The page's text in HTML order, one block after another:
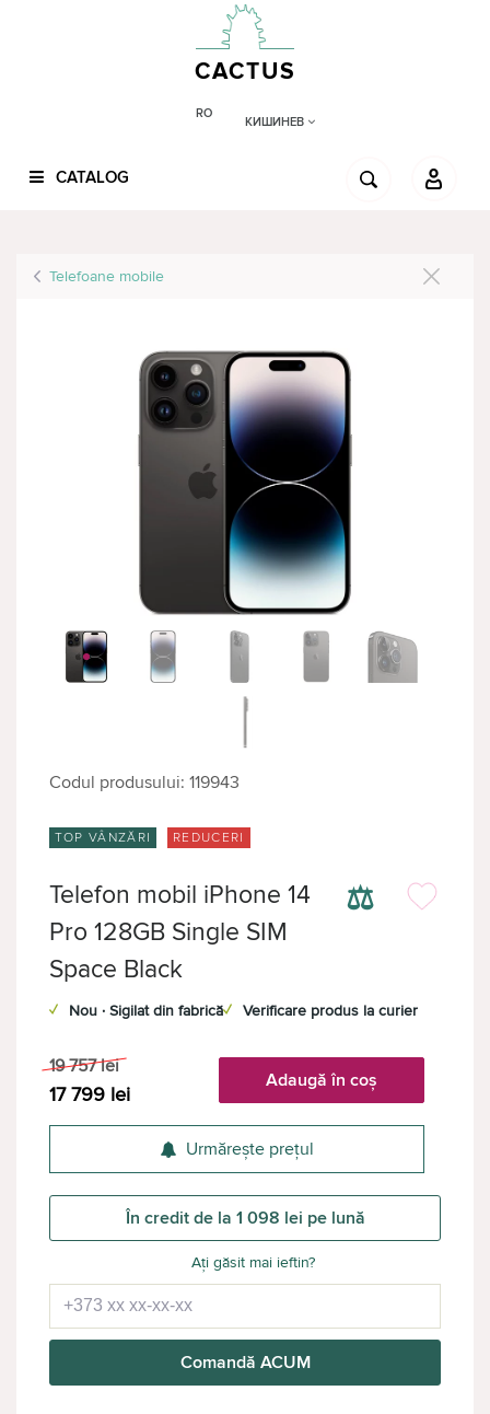
CACTUS
RO
КИШИНЕВ
CATALOG
Telefoane mobile
Codul produsului: 119943
TOP VÂNZĂRI REDUCERI
⚖
Telefon mobil iPhone 14
Pro 128GB Single SIM
Space Black
✓ Nou · Sigilat din fabrică✓ Verificare produs la curier
19 757 lei
17 799 lei
Adaugă în coș
Urmărește prețul
În credit de la 1 098 lei pe lună
Ați găsit mai ieftin?
Comandă ACUM